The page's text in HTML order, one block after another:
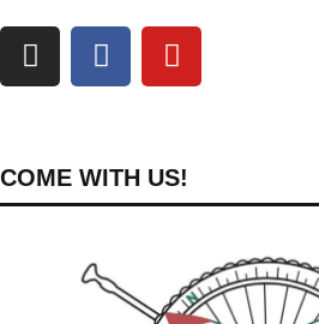
COME WITH US!